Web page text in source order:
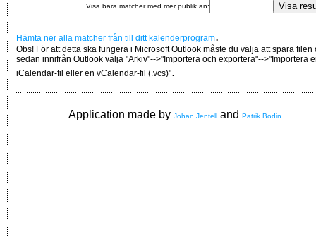
Visa bara matcher med mer publik än:
Hämta ner alla matcher från till ditt kalenderprogram.
Obs! För att detta ska fungera i Microsoft Outlook måste du välja att spara filen
sedan innifrån Outlook välja "Arkiv"-->"Importera och exportera"-->"Importera
iCalendar-fil eller en vCalendar-fil (.vcs)".
Application made by Johan Jentell and Patrik Bodin